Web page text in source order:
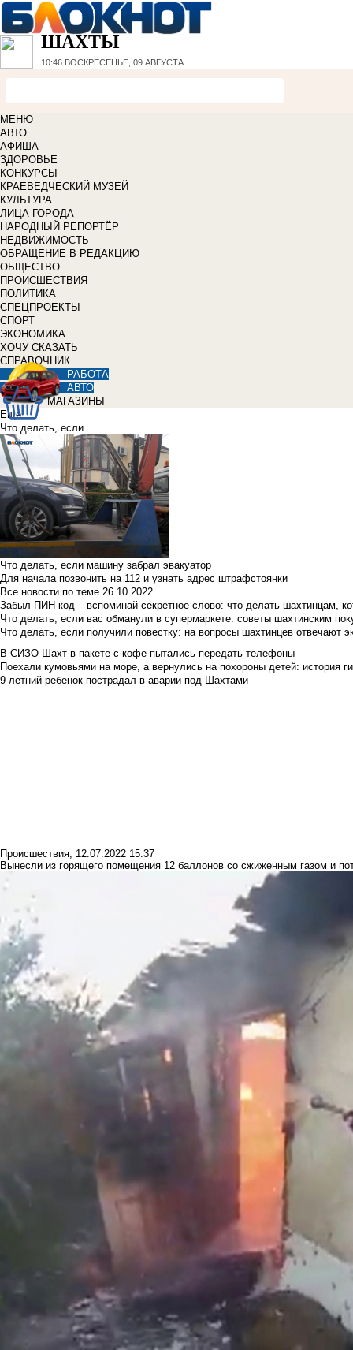
ШАХТЫ
10:46 ВОСКРЕСЕНЬЕ, 09 АВГУСТА
МЕНЮ
АВТО
АФИША
ЗДОРОВЬЕ
КОНКУРСЫ
КРАЕВЕДЧЕСКИЙ МУЗЕЙ
КУЛЬТУРА
ЛИЦА ГОРОДА
НАРОДНЫЙ РЕПОРТЁР
НЕДВИЖИМОСТЬ
ОБРАЩЕНИЕ В РЕДАКЦИЮ
ОБЩЕСТВО
ПРОИСШЕСТВИЯ
ПОЛИТИКА
СПЕЦПРОЕКТЫ
СПОРТ
ЭКОНОМИКА
ХОЧУ СКАЗАТЬ
СПРАВОЧНИК
РАБОТА
АВТО
МАГАЗИНЫ
Еще
Что делать, если...
Что делать, если машину забрал эвакуатор
Для начала позвонить на 112 и узнать адрес штрафстоянки
Все новости по теме 26.10.2022
Забыл ПИН-код – вспоминай секретное слово: что делать шахтинцам,
Что делать, если вас обманули в супермаркете: советы шахтинским
Что делать, если получили повестку: на вопросы шахтинцев отвечают
В СИЗО Шахт в пакете с кофе пытались передать телефоны
Поехали кумовьями на море, а вернулись на похороны детей: история
9-летний ребенок пострадал в аварии под Шахтами
Происшествия, 12.07.2022 15:37
Вынесли из горящего помещения 12 баллонов со сжиженным газом и